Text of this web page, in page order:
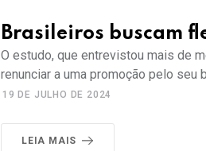
Brasileiros buscam
O estudo, que entrevistou mais de
renunciar a uma promoção pelo seu
19 DE JULHO DE 2024
LEIA MAIS